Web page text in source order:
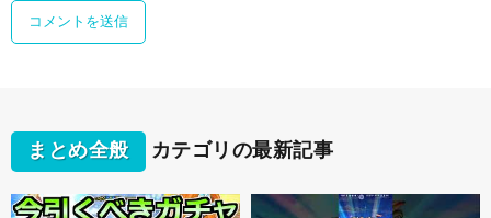
まとめ全般 カテゴリの最新記事